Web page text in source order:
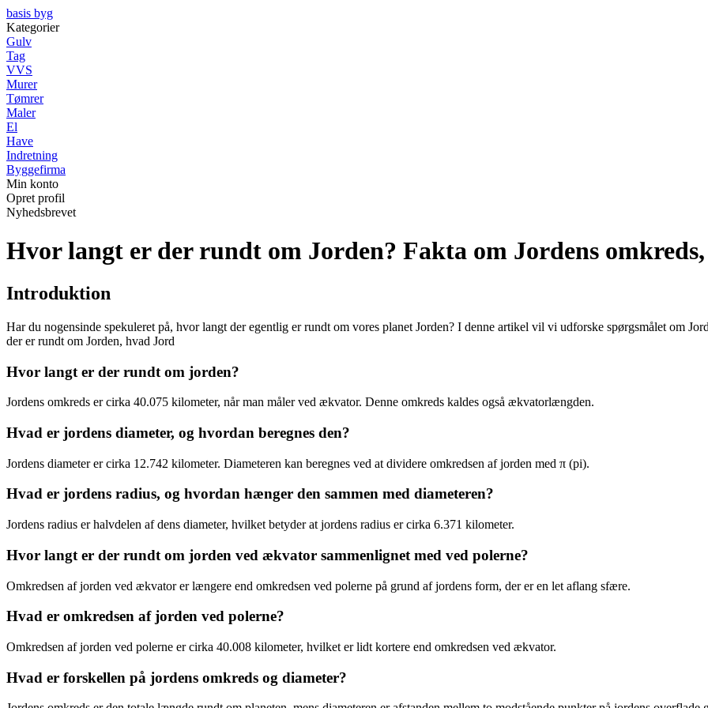
basis byg
Kategorier
Gulv
Tag
VVS
Murer
Tømrer
Maler
El
Have
Indretning
Byggefirma
Min konto
Opret profil
Nyhedsbrevet
Hvor langt er der rundt om Jorden? Fakta om Jordens
Introduktion
Har du nogensinde spekuleret på, hvor langt der egentlig er rundt om vores planet Jorden? I denne artikel vil vi udforske spørgsmålet om
der er rundt om Jorden, hvad Jord
Hvor langt er der rundt om jorden?
Jordens omkreds er cirka 40.075 kilometer, når man måler ved ækvator. Denne omkreds kaldes også ækvatorlængden.
Hvad er jordens diameter, og hvordan beregnes den?
Jordens diameter er cirka 12.742 kilometer. Diameteren kan beregnes ved at dividere omkredsen af jorden med π (pi).
Hvad er jordens radius, og hvordan hænger den sammen med diameteren?
Jordens radius er halvdelen af dens diameter, hvilket betyder at jordens radius er cirka 6.371 kilometer.
Hvor langt er der rundt om jorden ved ækvator sammenlignet med ved polerne?
Omkredsen af jorden ved ækvator er længere end omkredsen ved polerne på grund af jordens form, der er en let aflang sfære.
Hvad er omkredsen af jorden ved polerne?
Omkredsen af jorden ved polerne er cirka 40.008 kilometer, hvilket er lidt kortere end omkredsen ved ækvator.
Hvad er forskellen på jordens omkreds og diameter?